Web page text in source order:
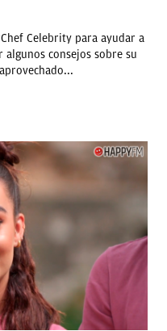
Celebrity para ayudar a
algunos consejos sobre su